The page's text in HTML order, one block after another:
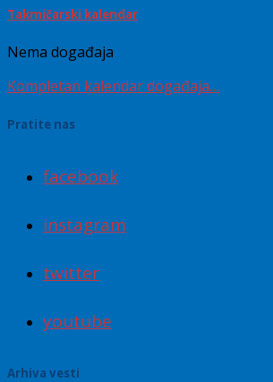
Takmičarski kalendar
Nema događaja
Kompletan kalendar događaja…
Pratite nas
facebook
instagram
twitter
youtube
Arhiva vesti